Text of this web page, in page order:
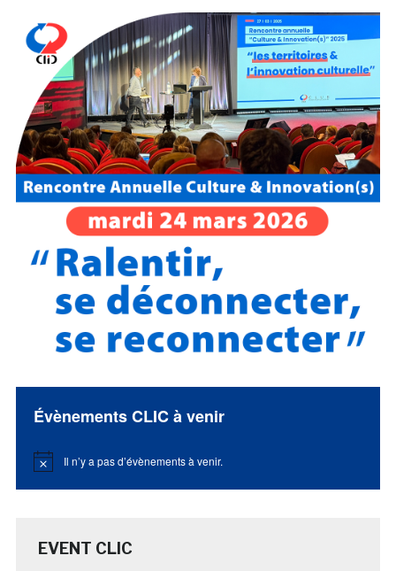
Évènements CLIC à venir
Notice Il n’y a pas d’évènements à venir.
EVENT CLIC